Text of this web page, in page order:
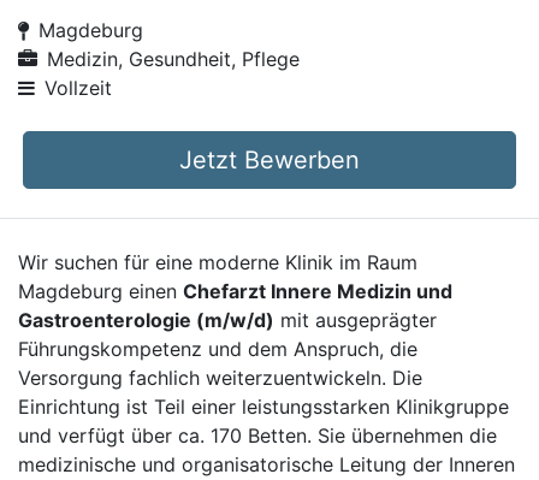
Magdeburg
Medizin, Gesundheit, Pflege
Vollzeit
Jetzt Bewerben
Wir suchen für eine moderne Klinik im Raum
Magdeburg einen Chefarzt Innere Medizin und
Gastroenterologie (m/w/d) mit ausgeprägter
Führungskompetenz und dem Anspruch, die
Versorgung fachlich weiterzuentwickeln. Die
Einrichtung ist Teil einer leistungsstarken Klinikgruppe
und verfügt über ca. 170 Betten. Sie übernehmen die
medizinische und organisatorische Leitung der Inneren